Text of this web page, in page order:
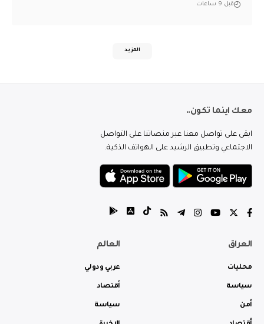
قبل 9 ساعات
المزيد
معك اينما تكون..
ابقى على تواصل معنا عبر منصاتنا على التواصل
الاجتماعي وتطبيق الرشيد على الهواتف الذكية.
العراق
محليات
سياسة
أمن
العالم
عربي ودولي
أقتصاد
سياسة